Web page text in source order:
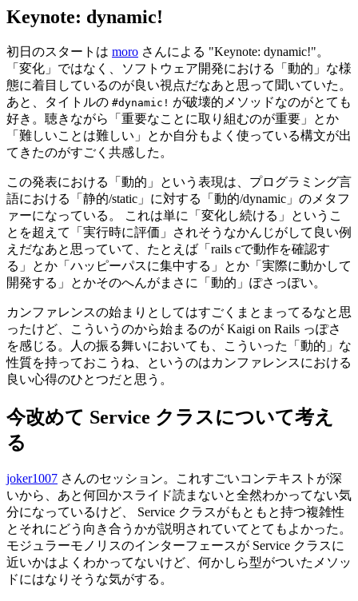
Keynote: dynamic!
初日 のスタートは moro さんによる "Keynote: dynamic!"。
「 変化 」ではなく、ソフトウェア開発における「 動的 」な様
態に着目 しているのが良 い視点だなあと 思って聞いていた。
あと、タイトルの #dynamic! が破壊的 メソッドなのがとても
好き。 聴きながら「 重要なことに取り 組むのが重要 」とか
「 難しいことは難しい」とか自分 もよく 使っている構文が出
てきたのがすごく 共感した。
この発表における「 動的 」という 表現は、プログラミング言
語における「 静的/static」に対する「 動的/dynamic」のメタフ
ァーになっている。 これは単に「 変化し続ける」というこ
とを超 えて「 実行時に評価 」されそうなかんじがして 良 い例
えだなあと 思っていて、たとえば「rails cで動作を確認す
る」とか「ハッピーパスに集中する」とか「 実際に動かして
開発する」とかそのへんがまさに「 動的 」ぽさっぽい。
カンファレンスの始まりとしてはすごくまとまってるなと 思
ったけど、こういうのから始まるのが Kaigi on Rails っぽさ
を感じる。 人 の振る舞いにおいても、こういった「 動的 」な
性質を持っておこうね、というのはカンファレンスにおける
良 い心得のひとつだと 思 う。
今改めて Service クラスについて考え
る
joker1007 さんのセッション。これすごいコンテキストが深
いから、あと何回かスライド読まないと全然わかってない気
分になっているけど、 Service クラスがもともと持つ複雑性
とそれにどう 向 き合 うかが説明 されていてとてもよかった。
モジュラーモノリスのインターフェースが Service クラスに
近いかはよくわかってないけど、 何かしら型がついたメソッ
ドにはなりそうな気がする。